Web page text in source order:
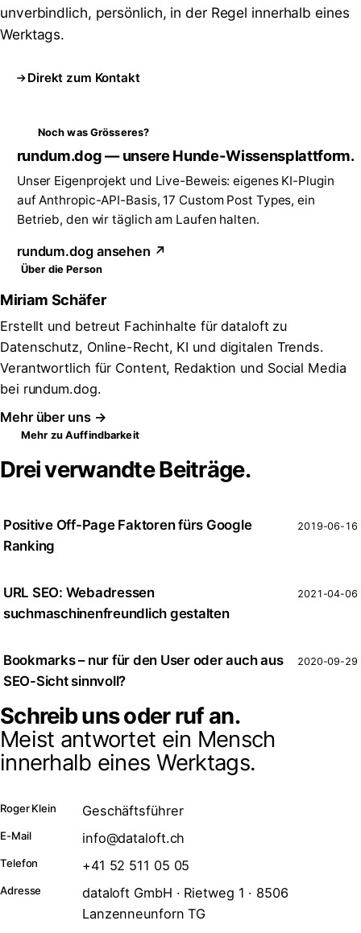
unverbindlich, persönlich, in der Regel innerhalb eines
Werktags.
Direkt zum Kontakt
Noch was Grösseres?
rundum.dog — unsere Hunde-Wissensplattform.
Unser Eigenprojekt und Live-Beweis: eigenes KI-Plugin
auf Anthropic-API-Basis, 17 Custom Post Types, ein
Betrieb, den wir täglich am Laufen halten.
rundum.dog ansehen ↗
Über die Person
Miriam Schäfer
Erstellt und betreut Fachinhalte für dataloft zu
Datenschutz, Online-Recht, KI und digitalen Trends.
Verantwortlich für Content, Redaktion und Social Media
bei rundum.dog.
Mehr über uns →
Mehr zu Auffindbarkeit
Drei verwandte Beiträge.
Positive Off-Page Faktoren fürs Google
Ranking
2019-06-16
URL SEO: Webadressen
suchmaschinenfreundlich gestalten
2021-04-06
Bookmarks – nur für den User oder auch aus
SEO-Sicht sinnvoll?
2020-09-29
Schreib uns oder ruf an.
Meist antwortet ein Mensch
innerhalb eines Werktags.
Roger Klein Geschäftsführer
E-Mail info@dataloft.ch
Telefon +41 52 511 05 05
Adresse
dataloft GmbH · Rietweg 1 · 8506
Lanzenneunforn TG